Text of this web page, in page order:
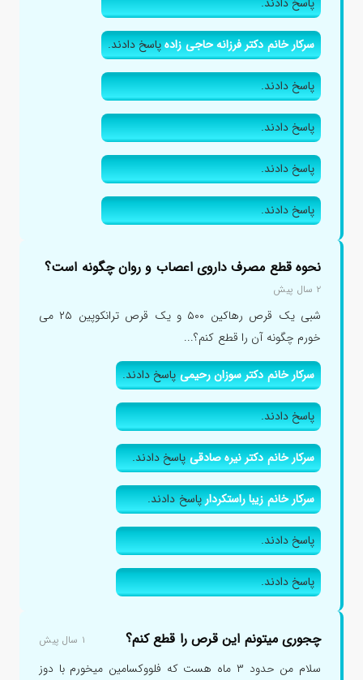
سرکار خانم دکتر فرزانه حاجی زادهپاسخ دادند.
پاسخ دادند.
پاسخ دادند.
پاسخ دادند.
پاسخ دادند.
نحوه قطع مصرف داروی اعصاب و روان چگونه است؟
۲ سال پیش
شبی یک قرص رهاکین ۵۰۰ و یک قرص ترانکوپین ۲۵ می
خورم چگونه آن را قطع کنم؟...
سرکار خانم دکتر سوزان رحیمیپاسخ دادند.
پاسخ دادند.
سرکار خانم دکتر نیره صادقیپاسخ دادند.
سرکار خانم زیبا راستکردارپاسخ دادند.
پاسخ دادند.
پاسخ دادند.
چجوری میتونم این قرص را قطع کنم؟ ۱ سال پیش
سلام من حدود ۳ ماه هست که فلووکسامین میخورم با دوز